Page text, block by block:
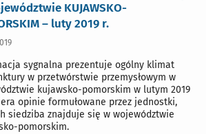
KUJAWSKO-
– luty 2019 r.
sygnalna prezentuje ogólny klimat
w przetwórstwie przemysłowym w
kujawsko-pomorskim w lutym 2019
opinie formułowane przez jednostki,
siedziba znajduje się w województwie
pomorskim.